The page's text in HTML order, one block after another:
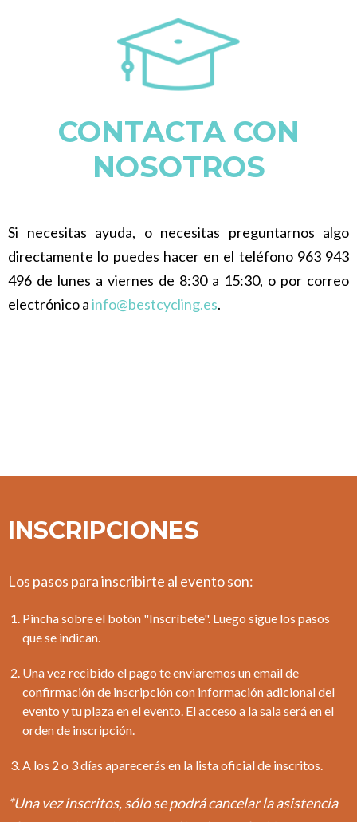
CONTACTA CON
NOSOTROS
Si necesitas ayuda, o necesitas preguntarnos algo
directamente lo puedes hacer en el teléfono 963 943
496 de lunes a viernes de 8:30 a 15:30, o por correo
electrónico ainfo@bestcycling.es.
INSCRIPCIONES
Los pasos para inscribirte al evento son:
Pincha sobre el botón "Inscríbete". Luego sigue los pasos
que se indican.
Una vez recibido el pago te enviaremos un email de
confirmación de inscripción con información adicional del
evento y tu plaza en el evento. El acceso a la sala será en el
orden de inscripción.
A los 2 o 3 días aparecerás en la lista oficial de inscritos.
*Una vez inscritos, sólo se podrá cancelar la asistencia